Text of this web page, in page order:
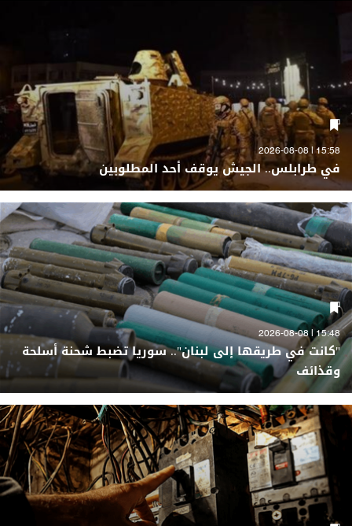
15:58 | 2026-08-08
في طرابلس.. الجيش يوقف أحد المطلوبين
15:48 | 2026-08-08
"كانت في طريقها إلى لبنان".. سوريا تضبط شحنة أسلحة
وقذائف